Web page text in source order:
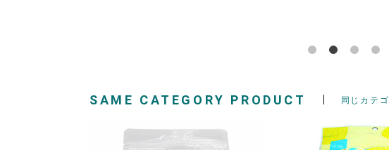
SAME CATEGORY PRODUCT 同じカテ